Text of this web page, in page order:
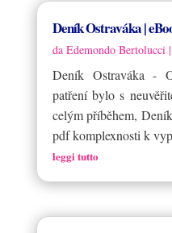
Deník Ostraváka |
da Edemondo Bertolucci|
Deník Ostraváka -
patření bylo s
celým příběhem,
pdf komplexnosti k
leggi tutto